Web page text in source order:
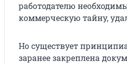
работодателю
коммерческую тайну,
Но существует
заранее закреплена